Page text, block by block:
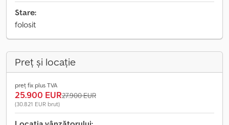
Stare:
folosit
Preț și locație
preț fix plus TVA
25.900 EUR27.900 EUR
(30.821 EUR brut)